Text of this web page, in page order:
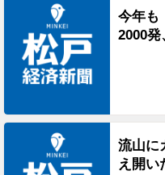
今年も
2000
流山に
え開い